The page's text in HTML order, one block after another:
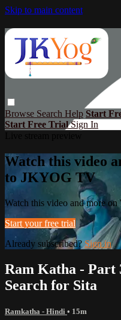
Skip to main content
Browse Search Help Start
Start Free TrialSign In
Watch this video
to JKYOG TV
Watch this video and more
Start your free trial
Already subscribed?Sign in
Ram Katha - Part
Search for Sita
Ramkatha - Hindi • 15m